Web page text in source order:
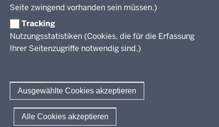
Seite zwingend vorhanden sein müssen.)
Tracking
Nutzungsstatistiken (Cookies, die für die Erfassung
Ihrer Seitenzugriffe notwendig sind.)
Ausgewählte Cookies akzeptieren
Alle Cookies akzeptieren
Über uns
Erwachsenenbildung
Wir über uns
Berichtswesen Weiterbildung
ElternMitWirkung NRW
KI:EB
Amtsblattabonnieren
© 2026 QUA-LiS